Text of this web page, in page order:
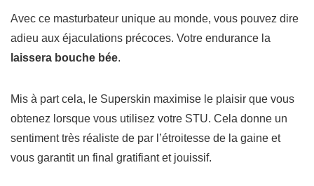
Avec ce masturbateur unique au monde, vous pouvez dire
adieu aux éjaculations précoces. Votre endurance la
laissera bouche bée.
Mis à part cela, le Superskin maximise le plaisir que vous
obtenez lorsque vous utilisez votre STU. Cela donne un
sentiment très réaliste de par l’étroitesse de la gaine et
vous garantit un final gratifiant et jouissif.